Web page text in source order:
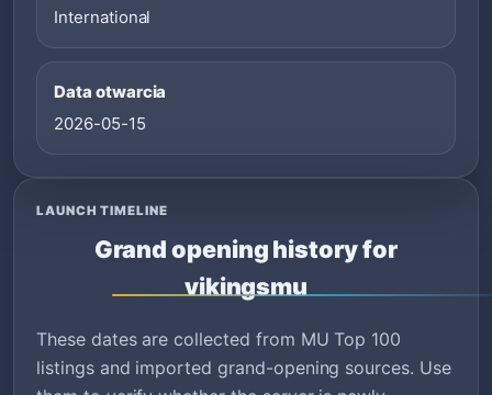
International
Data otwarcia
2026-05-15
LAUNCH TIMELINE
Grand opening history for
vikingsmu
These dates are collected from MU Top 100
listings and imported grand-opening sources. Use